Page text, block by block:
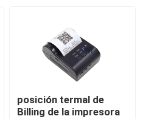
posición termal de
Billing de la impresora